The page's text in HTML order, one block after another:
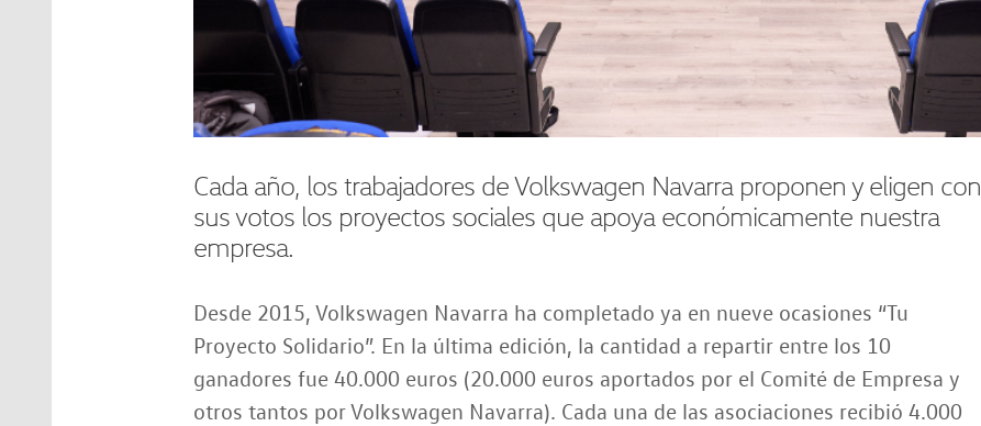
Cada año, los trabajadores de Volkswagen Navarra proponen y eligen con
sus votos los proyectos sociales que apoya económicamente nuestra
empresa.
Desde 2015, Volkswagen Navarra ha completado ya en nueve ocasiones “Tu
Proyecto Solidario”. En la última edición, la cantidad a repartir entre los 10
ganadores fue 40.000 euros (20.000 euros aportados por el Comité de Empresa y
otros tantos por Volkswagen Navarra). Cada una de las asociaciones recibió 4.000